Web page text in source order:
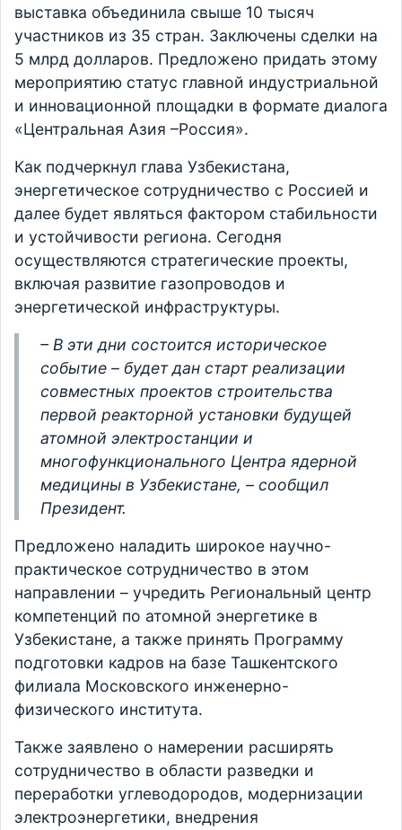
выставка объединила свыше 10 тысяч
участников из 35 стран. Заключены сделки на
5 млрд долларов. Предложено придать этому
мероприятию статус главной индустриальной
и инновационной площадки в формате диалога
«Центральная Азия –Россия».
Как подчеркнул глава Узбекистана,
энергетическое сотрудничество с Россией и
далее будет являться фактором стабильности
и устойчивости региона. Сегодня
осуществляются стратегические проекты,
включая развитие газопроводов и
энергетической инфраструктуры.
– В эти дни состоится историческое
событие – будет дан старт реализации
совместных проектов строительства
первой реакторной установки будущей
атомной электростанции и
многофункционального Центра ядерной
медицины в Узбекистане, – сообщил
Президент.
Предложено наладить широкое научно-
практическое сотрудничество в этом
направлении – учредить Региональный центр
компетенций по атомной энергетике в
Узбекистане, а также принять Программу
подготовки кадров на базе Ташкентского
филиала Московского инженерно-
физического института.
Также заявлено о намерении расширять
сотрудничество в области разведки и
переработки углеводородов, модернизации
электроэнергетики, внедрения